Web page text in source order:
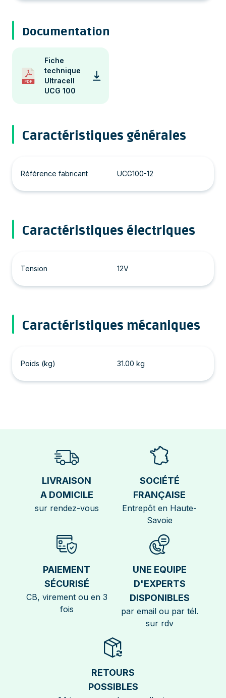
Documentation
Fiche
technique
Ultracell
UCG 100
Caractéristiques générales
Référence fabricant UCG100-12
Caractéristiques électriques
Tension 12V
Caractéristiques mécaniques
Poids (kg) 31.00 kg
LIVRAISON
A DOMICILE
sur rendez-vous
SOCIÉTÉ
FRANÇAISE
Entrepôt en Haute-
Savoie
PAIEMENT
SÉCURISÉ
CB, virement ou en 3
fois
UNE EQUIPE
D'EXPERTS
DISPONIBLES
par email ou par tél.
sur rdv
RETOURS
POSSIBLES